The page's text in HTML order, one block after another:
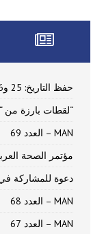
حفظ التاريخ: 25 و26 نوفمبر 2026
“لقطات بارزة من
MAN – العدد 69
مؤتمر الصحة
دعوة للمشاركة في
MAN – العدد 68
MAN – العدد 67